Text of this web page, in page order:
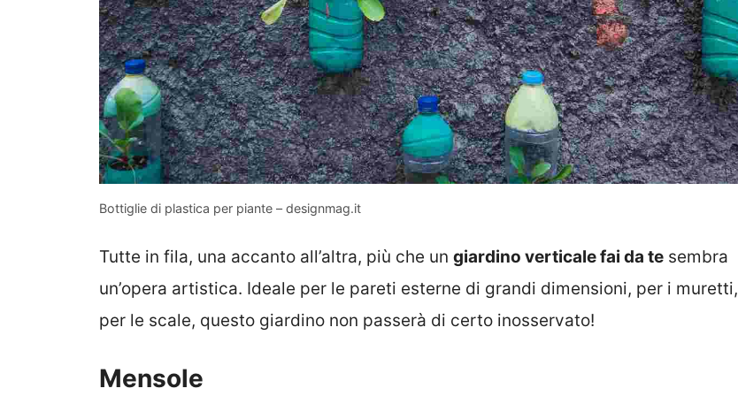
Bottiglie di plastica per piante – designmag.it
Tutte in fila, una accanto all’altra, più che un giardino verticale fai da te sembra
un’opera artistica. Ideale per le pareti esterne di grandi dimensioni, per i muretti,
per le scale, questo giardino non passerà di certo inosservato!
Mensole